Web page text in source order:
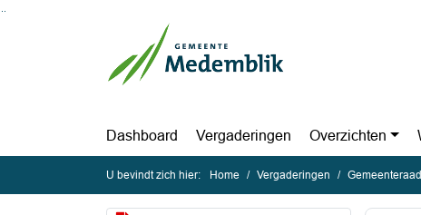
Ga naar de inhoud van deze pagina
Dashboard Vergaderingen Overzichten
U bevindt zich hier: Home Vergaderingen